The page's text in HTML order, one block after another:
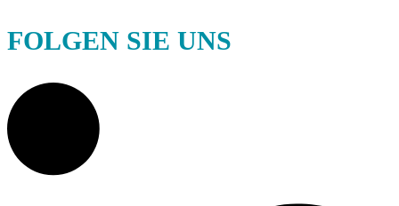
FOLGEN SIE UNS